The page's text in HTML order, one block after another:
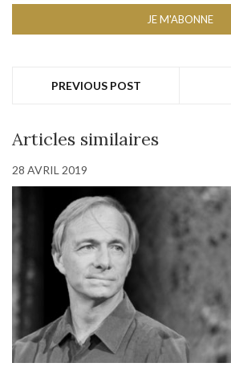
PREVIOUS POST
Articles similaires
28 AVRIL 2019